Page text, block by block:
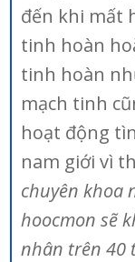
đến khi mất
tinh hoàn
tinh hoàn
mạch tinh
hoạt động
nam giới vì
chuyên khoa
hoocmon sẽ
nhân trên 40